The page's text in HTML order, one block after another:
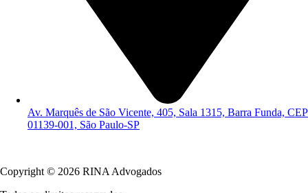
Av. Marquês de São Vicente, 405, Sala 1315, Barra Funda, CEP
01139-001, São Paulo-SP
Copyright © 2026 RINA Advogados